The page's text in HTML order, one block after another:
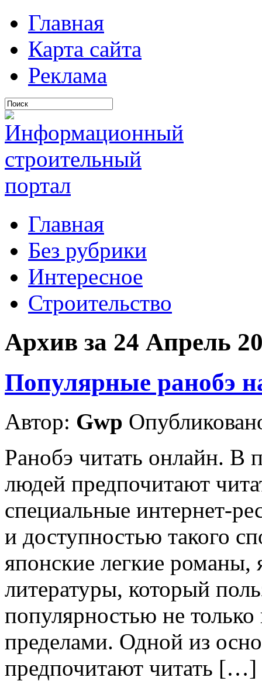
Главная
Карта сайта
Реклама
Главная
Без рубрики
Интересное
Строительство
Архив за 24 Апрель
Популярные ранобэ
Автор: Gwp
Ранобэ читать онлайн. В
людей предпочитают
специальные интернет-
и доступностью такого
японские легкие
литературы, который
популярностью не
пределами. Одной из
предпочитают читать […]